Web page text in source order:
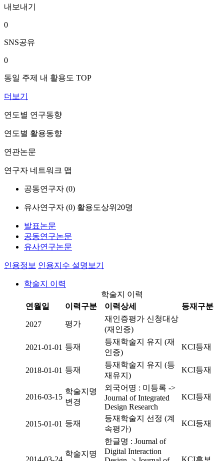
내보내기
0
SNS공유
0
동일 주제 내 활용도 TOP
더보기
연도별 연구동향
연도별 활용동향
연관논문
연구자 네트워크 맵
공동연구자 (0)
유사연구자 (0) 활용도상위20명
발표논문
공동연구논문
유사연구논문
인용정보 인용지수 설명보기
학술지 이력
학술지 이력
연월일
이력구분 이력상세 등재구분
2027 평가
재인증평가 신청대상
(재인증)
2021-01-01 등재
등재학술지 유지 (재
인증)
KCI등재
2018-01-01 등재
등재학술지 유지 (등
재유지)
KCI등재
2016-03-15
학술지명
변경
외국어명 : 미등록 ->
Journal of Integrated
Design Research
KCI등재
2015-01-01 등재
등재학술지 선정 (계
속평가)
KCI등재
2014-03-24
학술지명
한글명 : Journal of
Digital Interaction
KCI후보